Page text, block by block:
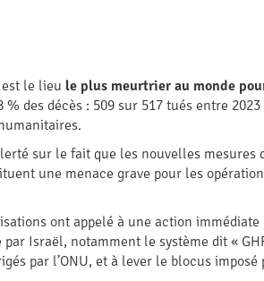
le lieu le plus meurtrier au monde
des décès : 509 sur 517 tués entre
sur le fait que les nouvelles mesures
une menace grave pour les
ont appelé à une action
Israël, notamment le système dit «
par l’ONU, et à lever le blocus